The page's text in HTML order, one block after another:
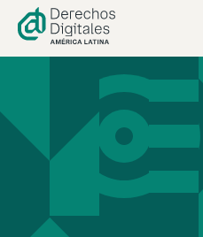
contenido